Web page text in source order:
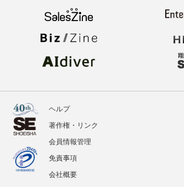
ヘルプ
著作権・リンク
会員情報管理
免責事項
会社概要